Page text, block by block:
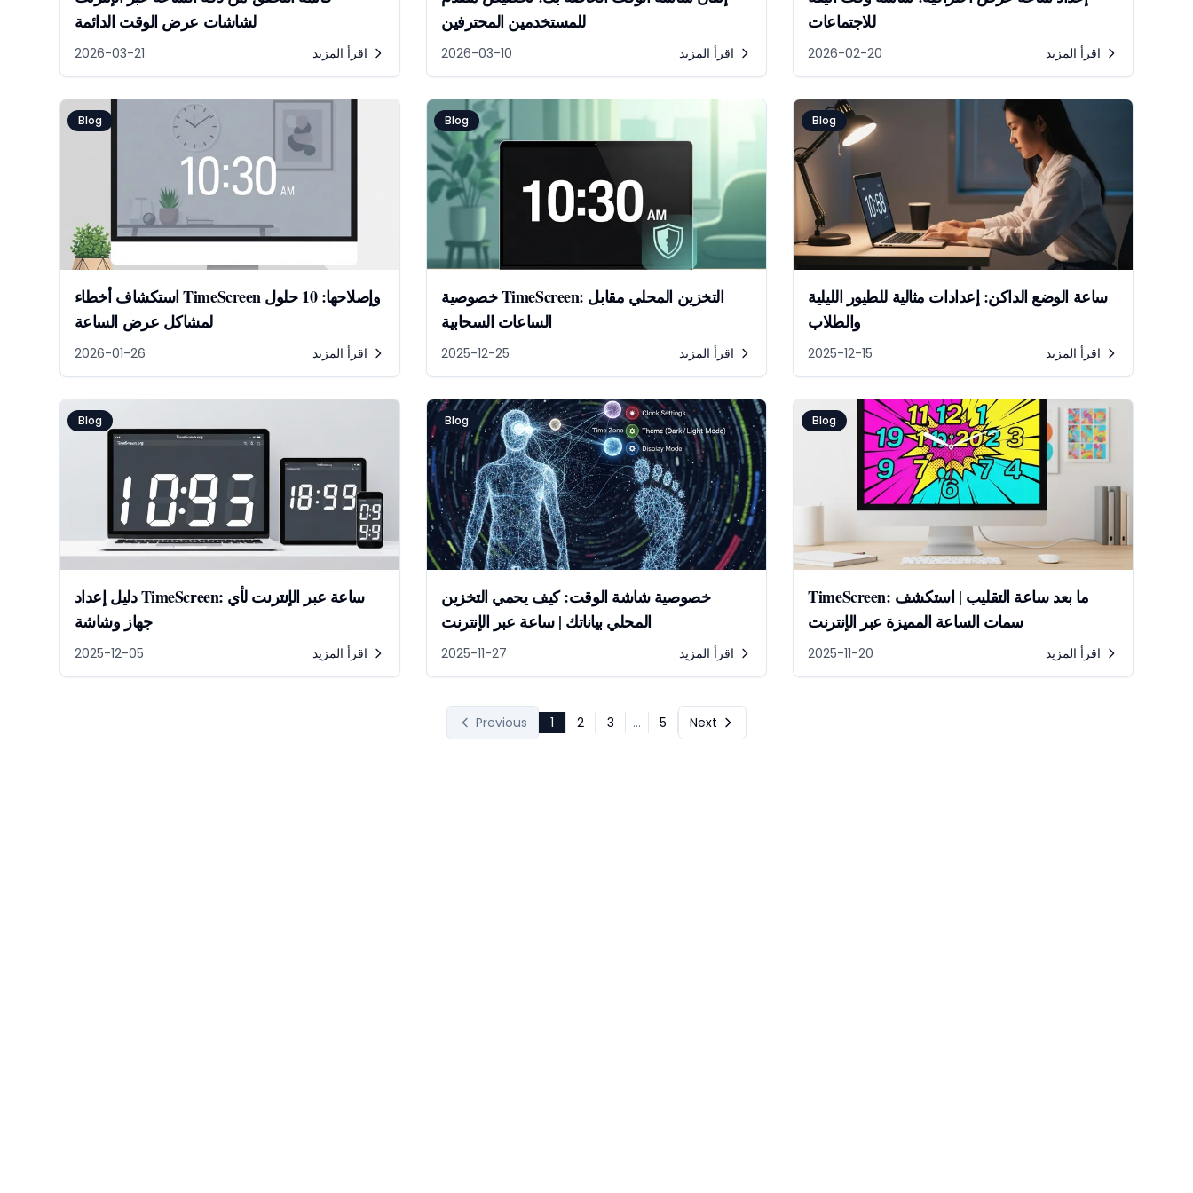
لشاشات عرض الوقت الدائمة
2026-03-21 اقرأ المزيد
للمستخدمين المحترفين
2026-03-10 اقرأ المزيد
للاجتماعات
2026-02-20 اقرأ المزيد
Blog
استكشاف أخطاء TimeScreen وإصلاحها: 10 حلول
لمشاكل عرض الساعة
2026-01-26 اقرأ المزيد
Blog
خصوصية TimeScreen: التخزين المحلي مقابل
الساعات السحابية
2025-12-25 اقرأ المزيد
Blog
ساعة الوضع الداكن: إعدادات مثالية للطيور الليلية
والطلاب
2025-12-15 اقرأ المزيد
Blog
دليل إعداد TimeScreen: ساعة عبر الإنترنت لأي
جهاز وشاشة
2025-12-05 اقرأ المزيد
Blog
خصوصية شاشة الوقت: كيف يحمي التخزين
المحلي بياناتك | ساعة عبر الإنترنت
2025-11-27 اقرأ المزيد
Blog
TimeScreen: ما بعد ساعة التقليب | استكشف
سمات الساعة المميزة عبر الإنترنت
2025-11-20 اقرأ المزيد
Previous 1 2 3 ... 5 Next